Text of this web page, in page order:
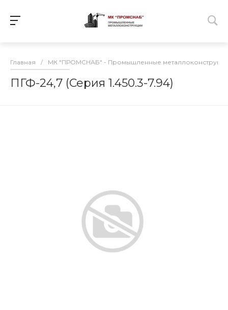
Главная / МК "ПРОМСНАБ" - Промышленные
ПГФ-24,7 (Серия 1.450.3-7.94)